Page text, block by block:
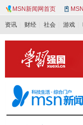
MSN新闻网首页
资讯 财经 社会 游戏